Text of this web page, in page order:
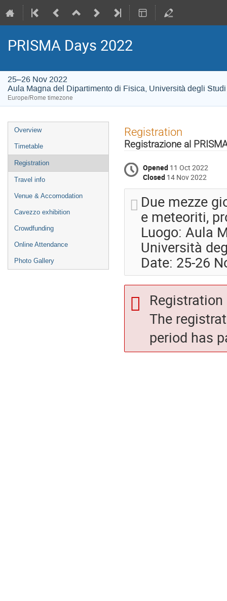
PRISMA Days 2022
25–26 Nov 2022
Aula Magna del Dipartimento di Fisica, Università degli
Europe/Rome timezone
Event
menu
Overview
Timetable
Registration
Travel info
Venue & Accomodation
Cavezzo exhibition
Crowdfunding
Online Attendance
Photo Gallery
Registration
Registrazione al
Opened 11 Oct 2022
Closed 14 Nov 2022
Due mezze
e meteoriti,
Luogo: Aula
Università
Date: 25-26
The
period has